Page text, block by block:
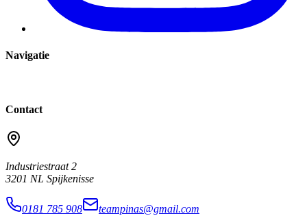
Navigatie
Contact
Industriestraat 2
3201 NL Spijkenisse
0181 785 908 teampinas@gmail.com